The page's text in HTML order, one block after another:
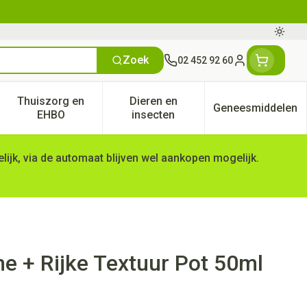
Zoek 02 452 92 60
Klant menu
categorie
voor Natuur geneeskunde categorie
Thuiszorg en
EHBOToon submenu voor Thuiszorg en EHBO categorie
Dieren en
insectenToon submenu voor Dieren
Geneesmiddelen
Toon
via de automaat blijven wel aankopen mogelijk.
+ Rijke Textuur Pot 50ml